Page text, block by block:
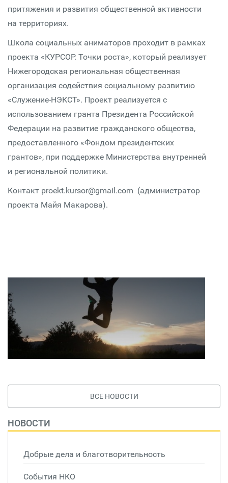
притяжения и развития общественной активности
на территориях.
Школа социальных аниматоров проходит в рамках
проекта «КУРСОР. Точки роста», который реализует
Нижегородская региональная общественная
организация содействия социальному развитию
«Служение-НЭКСТ». Проект реализуется с
использованием гранта Президента Российской
Федерации на развитие гражданского общества,
предоставленного «Фондом президентских
грантов», при поддержке Министерства внутренней
и региональной политики.
Контакт proekt.kursor@gmail.com (администратор
проекта Майя Макарова).
ВСЕ НОВОСТИ
НОВОСТИ
Добрые дела и благотворительность
События НКО